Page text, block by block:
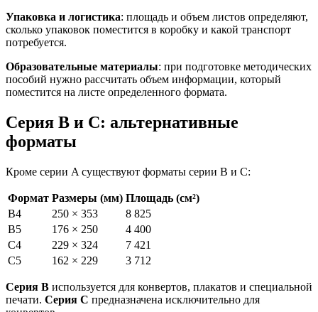
Упаковка и логистика: площадь и объем листов определяют,
сколько упаковок поместится в коробку и какой транспорт
потребуется.
Образовательные материалы: при подготовке методических
пособий нужно рассчитать объем информации, который
поместится на листе определенного формата.
Серия B и C: альтернативные
форматы
Кроме серии A существуют форматы серии B и C:
Формат Размеры (мм) Площадь (см²)
B4
250 × 353
8 825
B5
176 × 250
4 400
C4
229 × 324
7 421
C5
162 × 229 3 712
Серия B используется для конвертов, плакатов и специальной
печати. Серия C предназначена исключительно для